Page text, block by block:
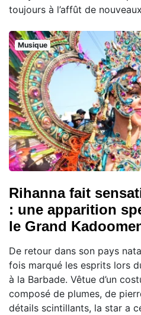
toujours à l’affût de
Musique
Rihanna fait
: une apparition
le Grand
De retour dans son pays
fois marqué les esprits lors
à la Barbade. Vêtue d’un
composé de plumes, de
détails scintillants, la star a